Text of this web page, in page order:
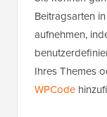
Beitragsarten
aufnehmen,
Ihres Themes
WPCode